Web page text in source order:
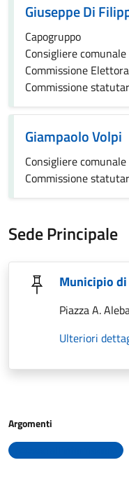
Giuseppe Di
Capogruppo
Consigliere comunale
Commissione
Commissione
Giampaolo Volpi
Consigliere comunale
Commissione
Sede Principale
Municipio
Piazza A.
Ulteriori
Argomenti